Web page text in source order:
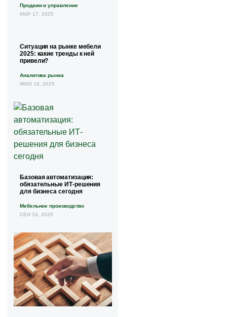
Продажи и управление
МАР 17, 2025
Ситуация на рынке мебели
2025: какие тренды к ней
привели?
Аналитика рынка
ИЮЛ 18, 2025
Базовая автоматизация:
обязательные ИТ-решения
для бизнеса сегодня
Мебельное производство
СЕН 16, 2025